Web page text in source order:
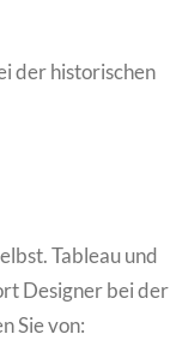
der historischen
Tableau und
Designer bei der
Sie von: